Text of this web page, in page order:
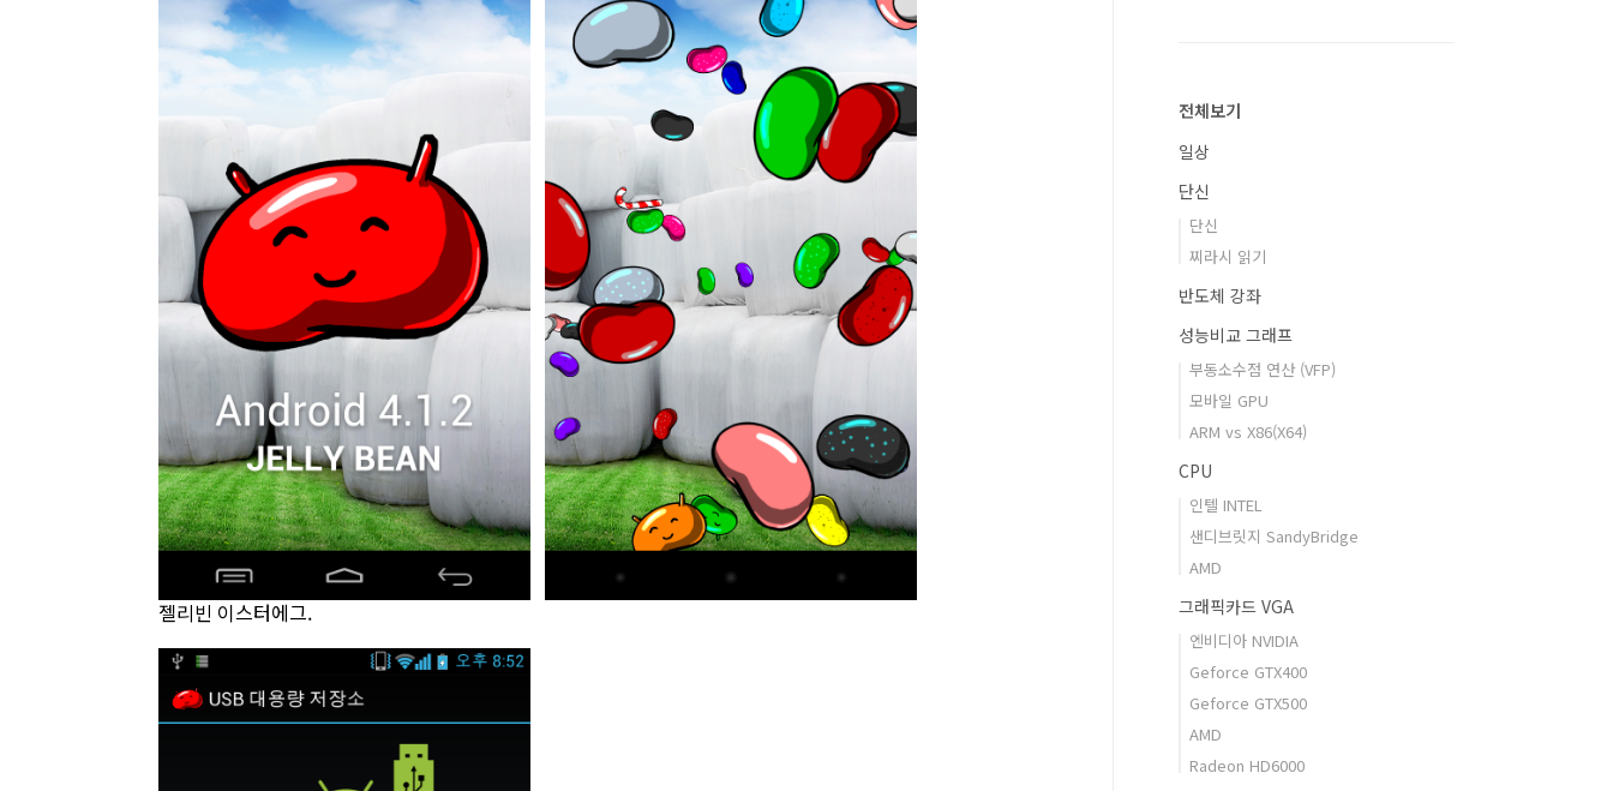
젤리빈 이스터에그.
전체보기
일상
단신
단신
찌라시 읽기
반도체 강좌
성능비교 그래프
부동소수점 연산 (VFP)
모바일 GPU
ARM vs X86(X64)
CPU
인텔 INTEL
샌디브릿지 SandyBridge
AMD
그래픽카드 VGA
엔비디아 NVIDIA
Geforce GTX400
Geforce GTX500
AMD
Radeon HD6000